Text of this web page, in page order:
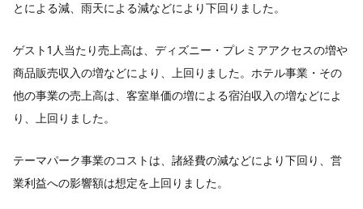
とによる減、雨天による減などにより下回りました。
ゲスト1人当たり売上高は、ディズニー・プレミアアクセスの増や
商品販売収入の増などにより、上回りました。ホテル事業・その
他の事業の売上高は、客室単価の増による宿泊収入の増などによ
り、上回りました。
テーマパーク事業のコストは、諸経費の減などにより下回り、営
業利益への影響額は想定を上回りました。